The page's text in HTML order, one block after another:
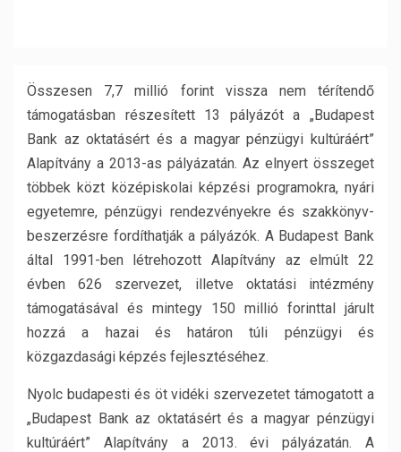
Összesen 7,7 millió forint vissza nem térítendő
támogatásban részesített 13 pályázót a „Budapest
Bank az oktatásért és a magyar pénzügyi kultúráért”
Alapítvány a 2013-as pályázatán. Az elnyert összeget
többek közt középiskolai képzési programokra, nyári
egyetemre, pénzügyi rendezvényekre és szakkönyv-
beszerzésre fordíthatják a pályázók. A Budapest Bank
által 1991-ben létrehozott Alapítvány az elmúlt 22
évben 626 szervezet, illetve oktatási intézmény
támogatásával és mintegy 150 millió forinttal járult
hozzá a hazai és határon túli pénzügyi és
közgazdasági képzés fejlesztéséhez.
Nyolc budapesti és öt vidéki szervezetet támogatott a
„Budapest Bank az oktatásért és a magyar pénzügyi
kultúráért” Alapítvány a 2013. évi pályázatán. A